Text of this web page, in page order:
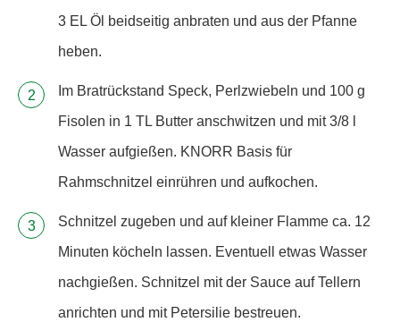
3 EL Öl beidseitig anbraten und aus der Pfanne
heben.
Im Bratrückstand Speck, Perlzwiebeln und 100 g
Fisolen in 1 TL Butter anschwitzen und mit 3/8 l
Wasser aufgießen. KNORR Basis für
Rahmschnitzel einrühren und aufkochen.
Schnitzel zugeben und auf kleiner Flamme ca. 12
Minuten köcheln lassen. Eventuell etwas Wasser
nachgießen. Schnitzel mit der Sauce auf Tellern
anrichten und mit Petersilie bestreuen.